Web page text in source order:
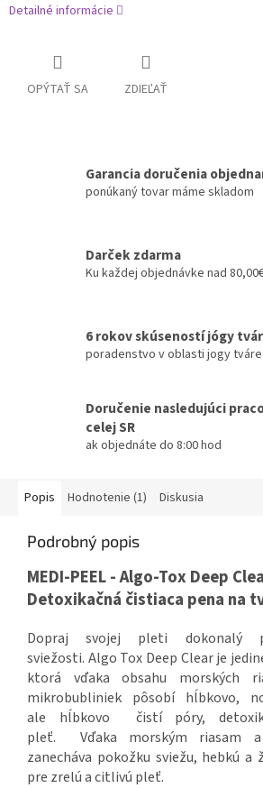
Detailné informácie
OPÝTAŤ SA ZDIEĽAŤ
Garancia doručenia
ponúkaný tovar máme skladom
Darček zdarma
Ku každej objednávke nad
6 rokov skúseností jógy
poradenstvo v oblasti jogy tváre
Doručenie nasledujúci
celej SR
ak objednáte do 8:00 hod
Popis Hodnotenie (1) Diskusia
Podrobný popis
MEDI-PEEL - Algo-Tox Deep
Detoxikačná čistiaca pena na
Dopraj svojej pleti dokonalý
sviežosti. Algo Tox Deep Clear je
ktorá vďaka obsahu morských
mikrobubliniek pôsobí hĺbkovo,
ale hĺbkovo čistí póry,
pleť. Vďaka morským riasam a
zanecháva pokožku sviežu, hebkú a
pre zrelú a citlivú pleť.